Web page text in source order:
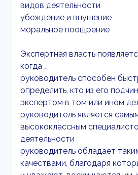
видов деятельности
убеждение и внушение
моральное поощрение
Экспертная власть
когда …
руководитель способен
определить, кто из его
экспертом в том или ином
руководитель является
высококлассным
деятельности
руководитель обладает
качествами, благодаря